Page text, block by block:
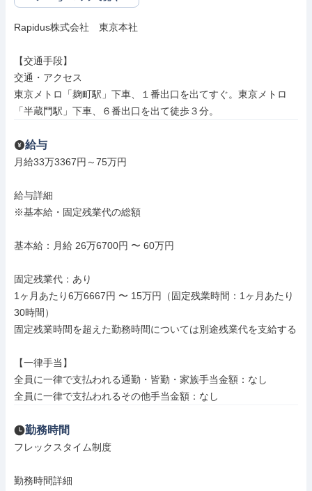
Rapidus株式会社　東京本社
【交通手段】
交通・アクセス
東京メトロ「麹町駅」下車、１番出口を出てすぐ。東京メトロ
「半蔵門駅」下車、６番出口を出て徒歩３分。
給与
月給33万3367円～75万円
給与詳細
※基本給・固定残業代の総額
基本給：月給 26万6700円 〜 60万円
固定残業代：あり
1ヶ月あたり6万6667円 〜 15万円（固定残業時間：1ヶ月あたり
30時間）
固定残業時間を超えた勤務時間については別途残業代を支給する
【一律手当】
全員に一律で支払われる通勤・皆勤・家族手当金額：なし
全員に一律で支払われるその他手当金額：なし
勤務時間
フレックスタイム制度
勤務時間詳細